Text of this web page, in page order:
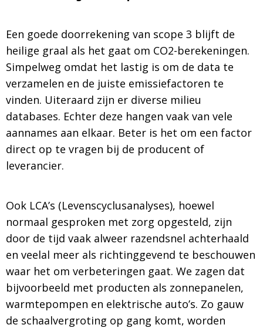
Een goede doorrekening van scope 3 blijft de
heilige graal als het gaat om CO2-berekeningen.
Simpelweg omdat het lastig is om de data te
verzamelen en de juiste emissiefactoren te
vinden. Uiteraard zijn er diverse milieu
databases. Echter deze hangen vaak van vele
aannames aan elkaar. Beter is het om een factor
direct op te vragen bij de producent of
leverancier.
Ook LCA’s (Levenscyclusanalyses), hoewel
normaal gesproken met zorg opgesteld, zijn
door de tijd vaak alweer razendsnel achterhaald
en veelal meer als richtinggevend te beschouwen
waar het om verbeteringen gaat. We zagen dat
bijvoorbeeld met producten als zonnepanelen,
warmtepompen en elektrische auto’s. Zo gauw
de schaalvergroting op gang komt, worden